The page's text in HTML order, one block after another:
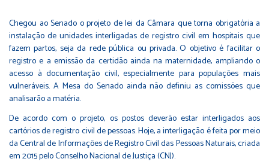
Chegou ao Senado o projeto de lei da Câmara que torna obrigatória a
instalação de unidades interligadas de registro civil em hospitais que
fazem partos, seja da rede pública ou privada. O objetivo é facilitar o
registro e a emissão da certidão ainda na maternidade, ampliando o
acesso à documentação civil, especialmente para populações mais
vulneráveis. A Mesa do Senado ainda não definiu as comissões que
analisarão a matéria.
De acordo com o projeto, os postos deverão estar interligados aos
cartórios de registro civil de pessoas. Hoje, a interligação é feita por meio
da Central de Informações de Registro Civil das Pessoas Naturais, criada
em 2015 pelo Conselho Nacional de Justiça (CNJ).